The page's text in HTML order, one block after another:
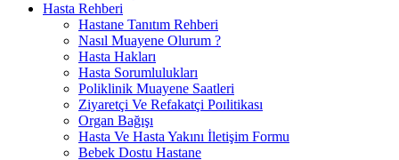
Hasta Rehberi
Hastane Tanıtım Rehberi
Nasıl Muayene Olurum ?
Hasta Hakları
Hasta Sorumlulukları
Poliklinik Muayene Saatleri
Ziyaretçi Ve Refakatçi Poılitikası
Organ Bağışı
Hasta Ve Hasta Yakını İletişim Formu
Bebek Dostu Hastane